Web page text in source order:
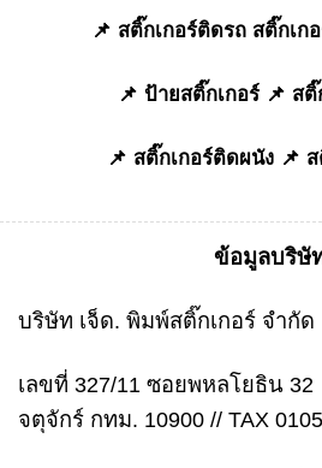
📌 สติ๊กเกอร์ติดรถ สติ๊กเก
📌 ป้ายสติ๊กเกอร์ 📌 สติ๊
📌 สติ๊กเกอร์ติดผนัง 📌
ข้อมูลบริษั
บริษัท เจ็ด. พิมพ์สติ๊กเกอร์ จำกัด
เลขที่ 327/11 ซอยพหลโยธิน
จตุจักร์ กทม. 10900 // TAX